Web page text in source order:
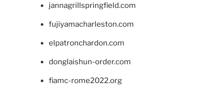
jannagrillspringfield.com
fujiyamacharleston.com
elpatronchardon.com
donglaishun-order.com
fiamc-rome2022.org